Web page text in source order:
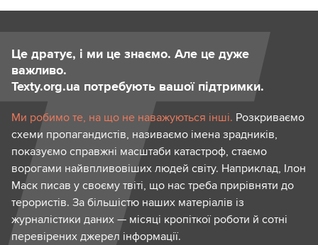
Це дратує, і ми це знаємо. Але це дуже
важливо.
Texty.org.ua потребують вашої підтримки.
Ми робимо те, на що не наважуються інші. Розкриваємо
схеми пропагандистів, називаємо імена зрадників,
показуємо справжні масштаби катастроф, стаємо
ворогами найвпливовіших людей світу. Наприклад, Ілон
Маск писав у своєму твіті, що нас треба прирівняти до
терористів. За більшістю наших матеріалів із
журналістики даних — місяці кропіткої роботи й сотні
перевірених джерел інформації.